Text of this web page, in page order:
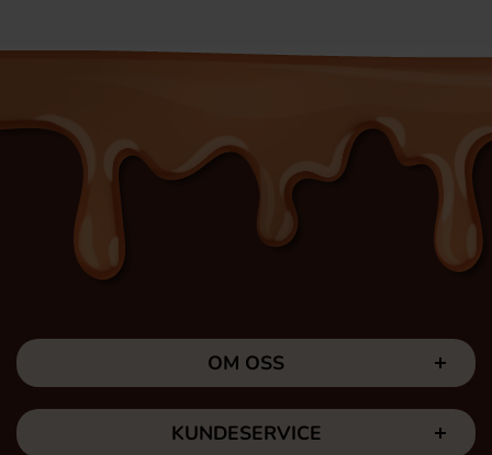
OM OSS
KUNDESERVICE